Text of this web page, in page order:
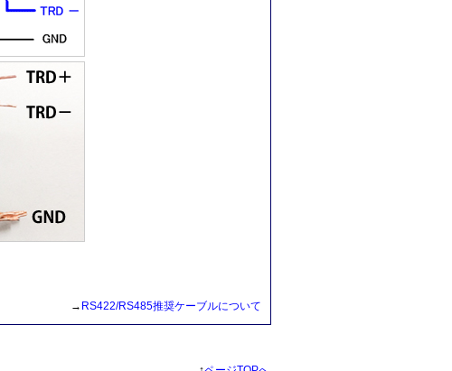
→ RS422/RS485推奨ケーブルについて